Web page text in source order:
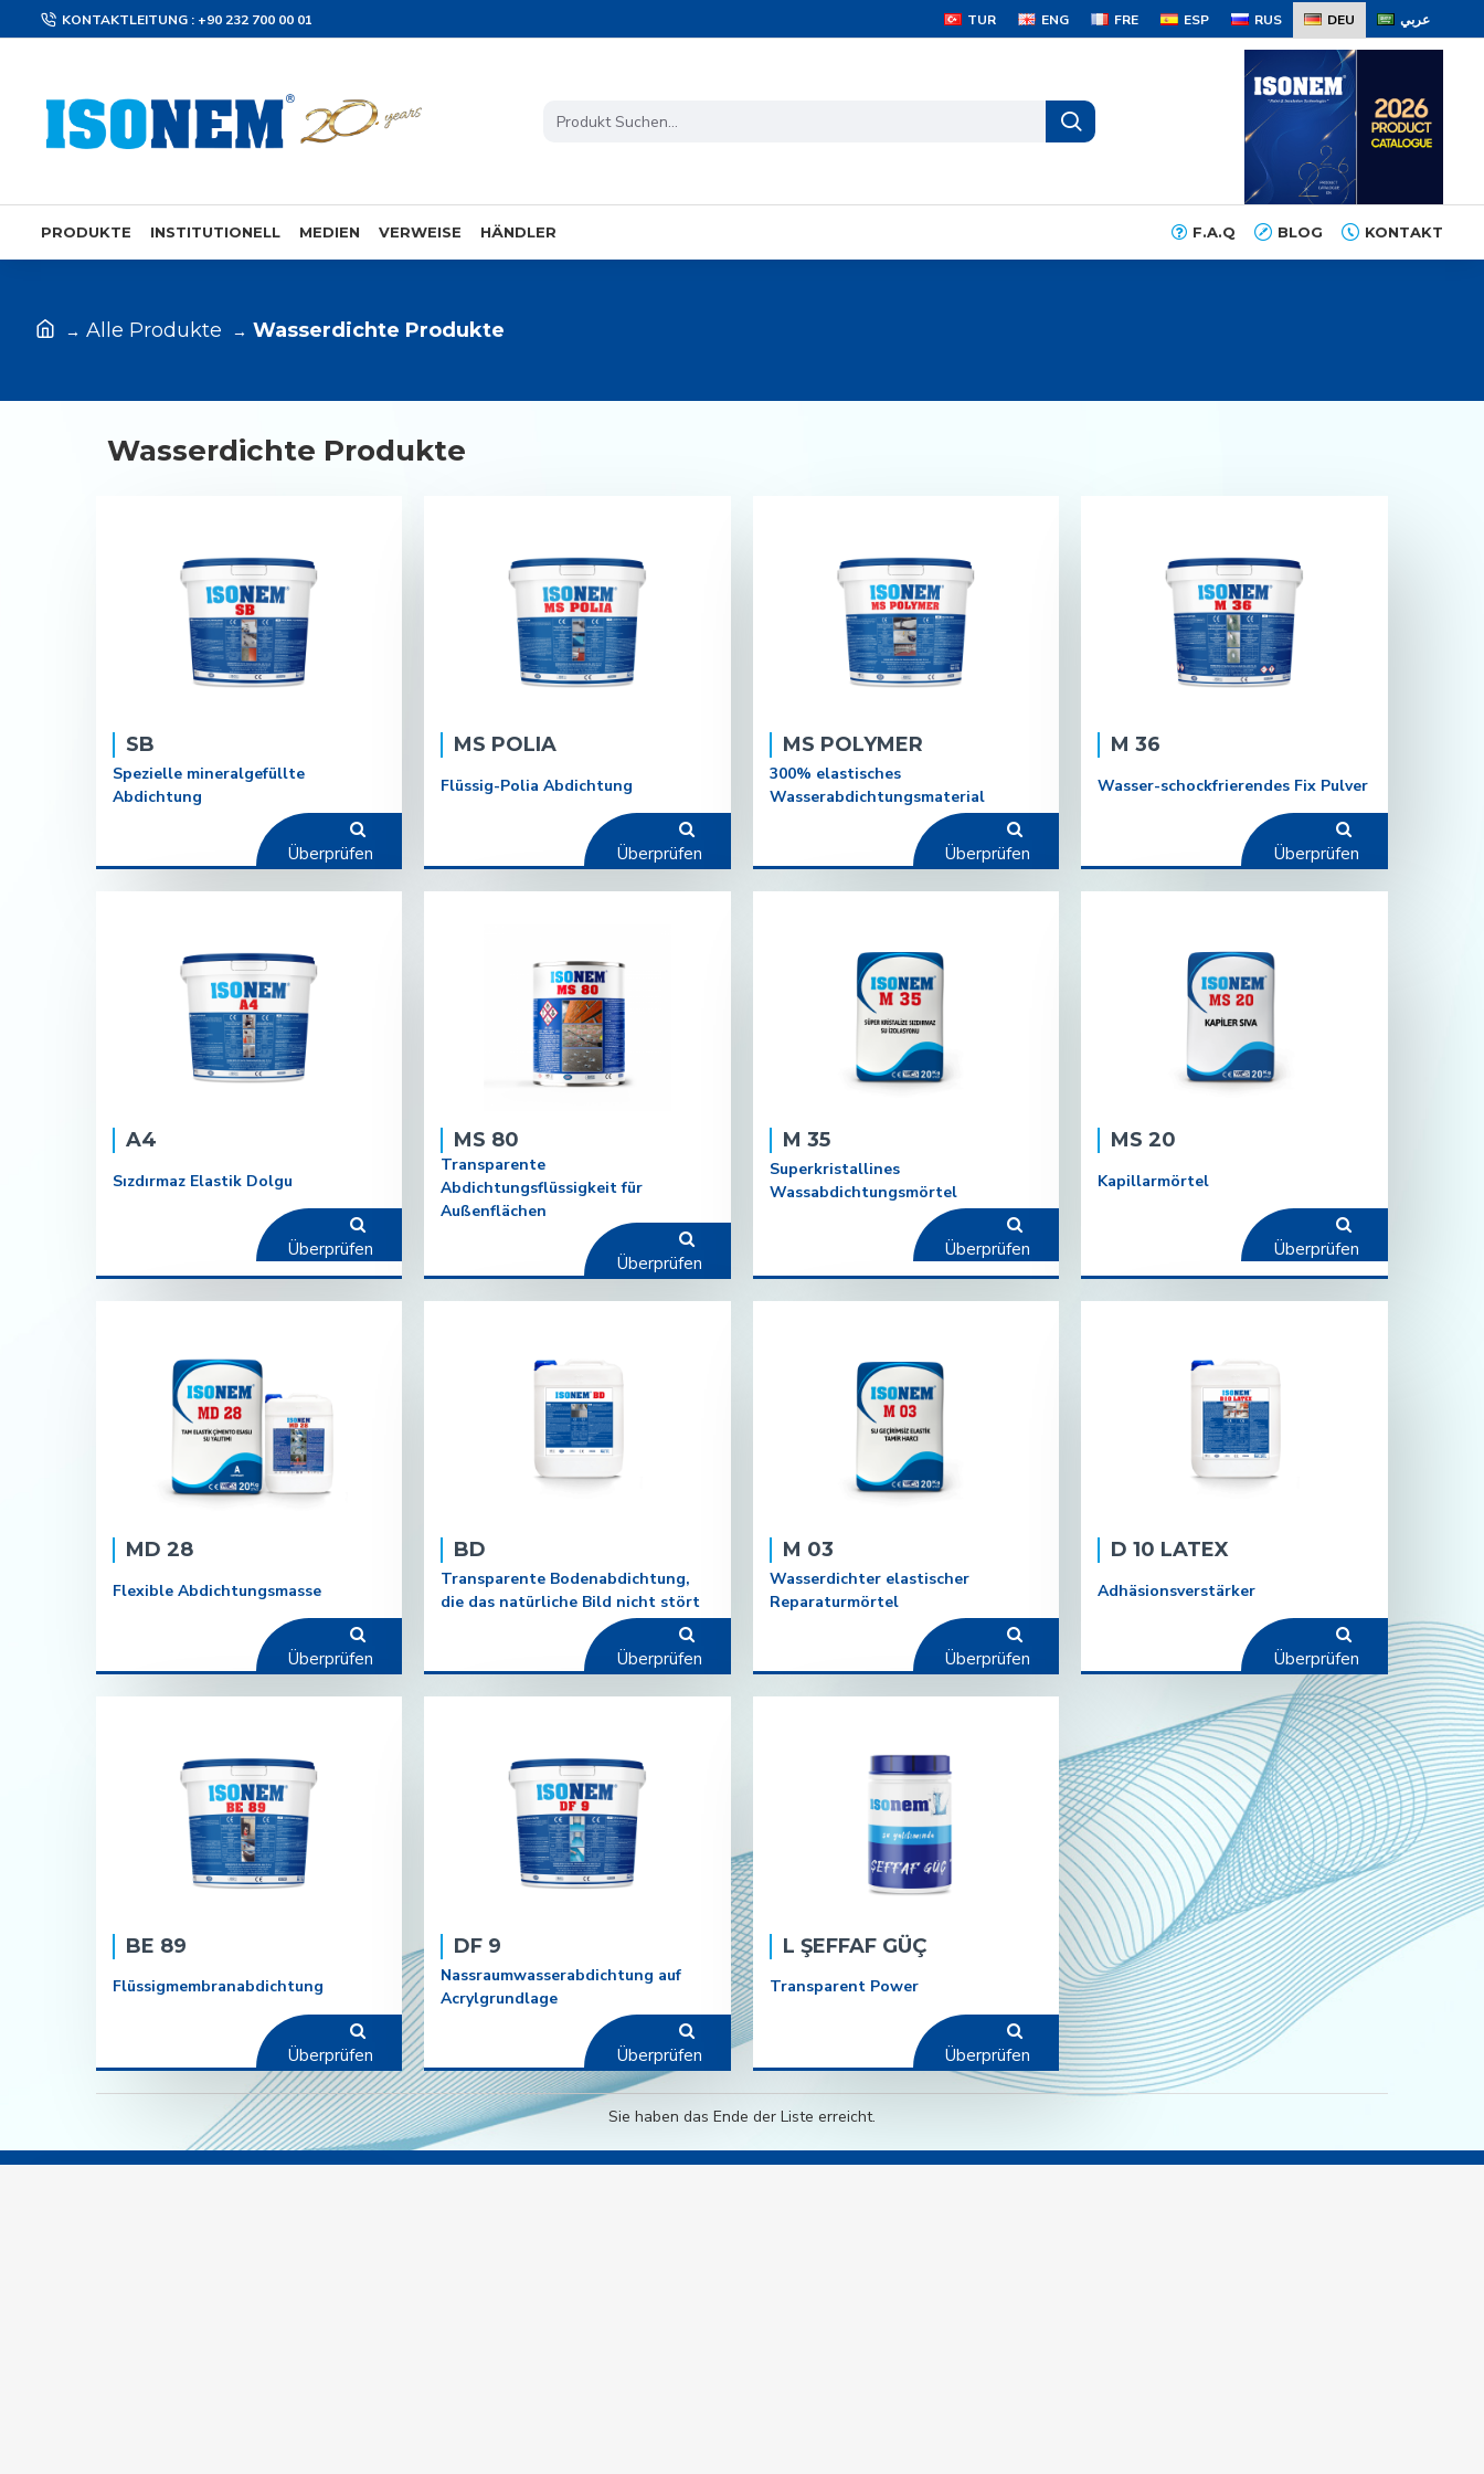
KONTAKTLEITUNG : +90 232 700 00 01 TUR ENG FRE ESP RUS DEU عربي
PRODUKTE INSTITUTIONELL MEDIEN VERWEISE HÄNDLER F.A.Q BLOG KONTAKT
Alle Produkte Wasserdichte Produkte
Wasserdichte Produkte
Spezielle mineralgefüllte
Abdichtung
Überprüfen
SB
Flüssig-Polia Abdichtung
Überprüfen
MS POLIA
300% elastisches
Wasserabdichtungsmaterial
Überprüfen
MS POLYMER
Wasser-schockfrierendes Fix Pulver
Überprüfen
M 36
Sızdırmaz Elastik Dolgu
Überprüfen
A4
Transparente
Abdichtungsflüssigkeit für
Außenflächen
Überprüfen
MS 80
Superkristallines
Wassabdichtungsmörtel
Überprüfen
M 35
Kapillarmörtel
Überprüfen
MS 20
Flexible Abdichtungsmasse
Überprüfen
MD 28
Transparente Bodenabdichtung,
die das natürliche Bild nicht stört
Überprüfen
BD
Wasserdichter elastischer
Reparaturmörtel
Überprüfen
M 03
Adhäsionsverstärker
Überprüfen
D 10 LATEX
Flüssigmembranabdichtung
Überprüfen
BE 89
Nassraumwasserabdichtung auf
Acrylgrundlage
Überprüfen
DF 9
Transparent Power
Überprüfen
L ŞEFFAF GÜÇ
Sie haben das Ende der Liste erreicht.